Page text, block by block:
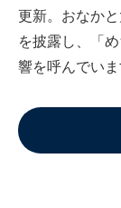
更新。おなか
を披露し、「
響を呼んでい